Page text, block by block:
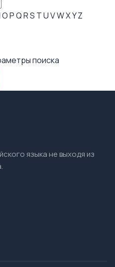
OPQRS TUVWXYZ
поиска
языка не выходя из